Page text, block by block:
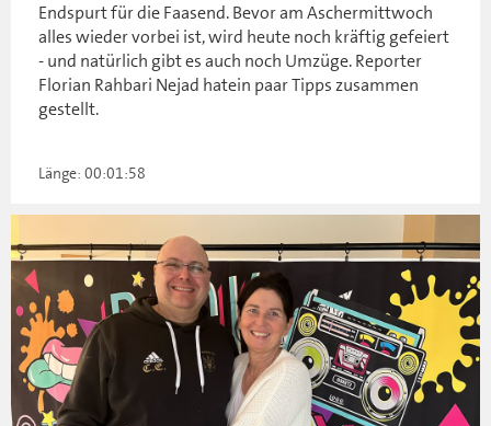
Endspurt für die Faasend. Bevor am Aschermittwoch
alles wieder vorbei ist, wird heute noch kräftig gefeiert
- und natürlich gibt es auch noch Umzüge. Reporter
Florian Rahbari Nejad hatein paar Tipps zusammen
gestellt.
Länge: 00:01:58